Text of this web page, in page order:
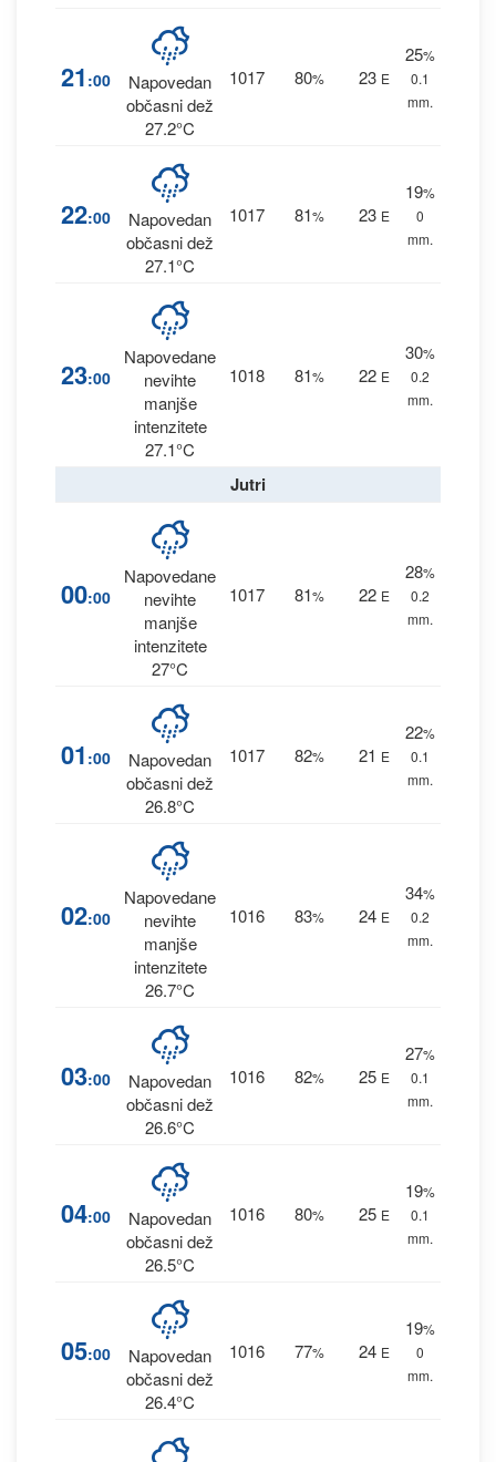
21 :00
Napovedan
občasni dež
27.2°C
1017 80% 23 E
25%
0.1
mm.
22:00
Napovedan
občasni dež
27.1°C
1017 81% 23 E
19%
0
mm.
23:00
Napovedane
nevihte
manjše
intenzitete
27.1°C
1018 81% 22 E
30%
0.2
mm.
Jutri
00:00
Napovedane
nevihte
manjše
intenzitete
27°C
1017 81% 22 E
28%
0.2
mm.
01 :00
Napovedan
občasni dež
26.8°C
1017 82% 21 E
22%
0.1
mm.
02:00
Napovedane
nevihte
manjše
intenzitete
26.7°C
1016 83% 24 E
34%
0.2
mm.
03:00
Napovedan
občasni dež
26.6°C
1016 82% 25 E
27%
0.1
mm.
04:00
Napovedan
občasni dež
26.5°C
1016 80% 25 E
19%
0.1
mm.
05:00
Napovedan
občasni dež
26.4°C
1016 77% 24 E
19%
0
mm.